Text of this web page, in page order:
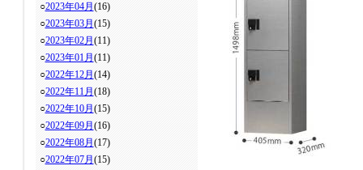
○2023年04月 (16)
○2023年03月 (15)
○2023年02月 (11)
○2023年01月 (11)
○2022年12月 (14)
○2022年11月 (18)
○2022年10月 (15)
○2022年09月 (16)
○2022年08月 (17)
○2022年07月 (15)